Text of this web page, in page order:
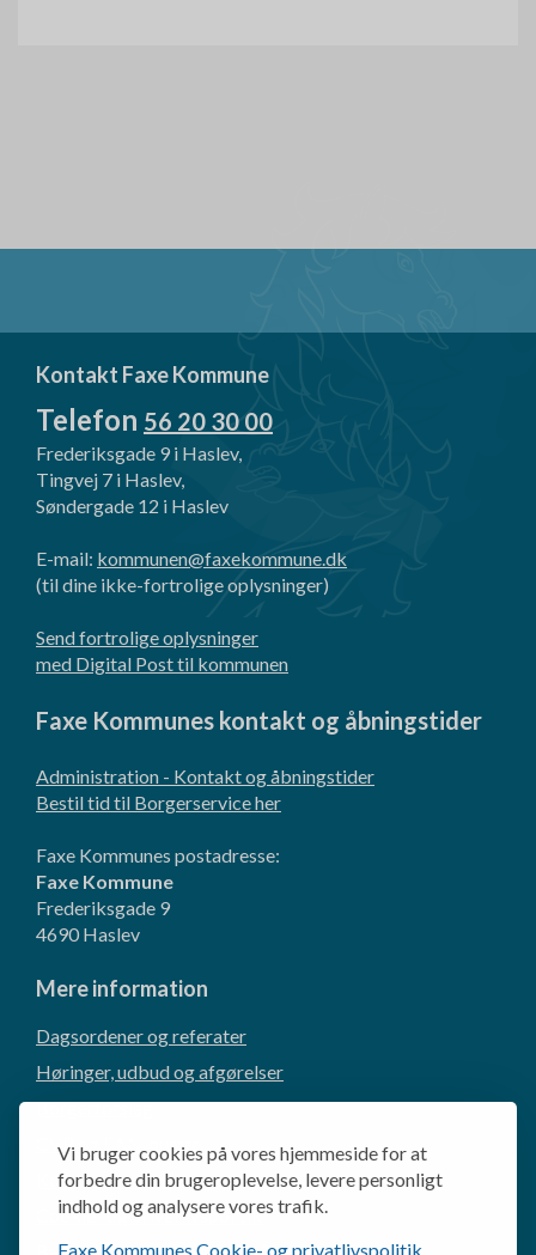
Vi bruger cookies på vores hjemmeside for at
forbedre din brugeroplevelse, levere personligt
indhold og analysere vores trafik.
Faxe Kommunes Cookie- og privatlivspolitik
Kontakt Faxe Kommune
Telefon 56 20 30 00
Frederiksgade 9 i Haslev,
Tingvej 7 i Haslev,
Søndergade 12 i Haslev
E-mail: kommunen@faxekommune.dk
(til dine ikke-fortrolige oplysninger)
Send fortrolige oplysninger
med Digital Post til kommunen
Faxe Kommunes kontakt og åbningstider
Administration - Kontakt og åbningstider
Bestil tid til Borgerservice her
Faxe Kommunes postadresse:
Faxe Kommune
Frederiksgade 9
4690 Haslev
Mere information
Dagsordener og referater
Høringer, udbud og afgørelser
Borgerforslag
CVR og EAN-numre
Kommunikation og presse
Cookie- og privatlivspolitik